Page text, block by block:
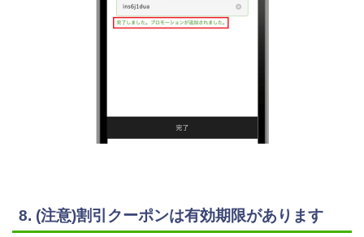
8. (注意)割引クーポンは有効期限があります